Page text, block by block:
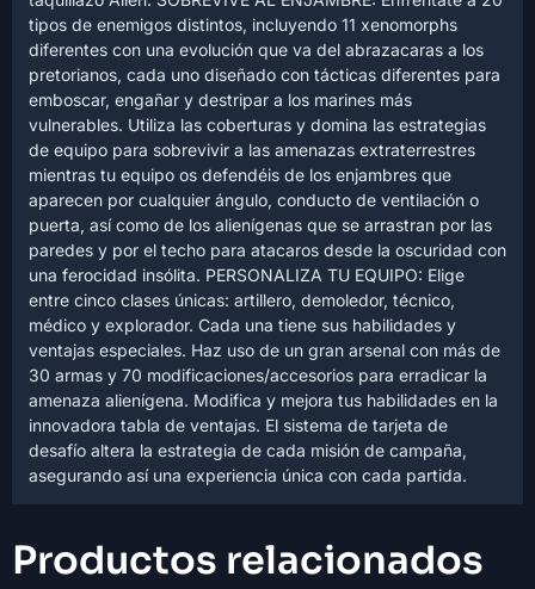
tipos de enemigos distintos, incluyendo 11 xenomorphs
diferentes con una evolución que va del abrazacaras a los
pretorianos, cada uno diseñado con tácticas diferentes para
emboscar, engañar y destripar a los marines más
vulnerables. Utiliza las coberturas y domina las estrategias
de equipo para sobrevivir a las amenazas extraterrestres
mientras tu equipo os defendéis de los enjambres que
aparecen por cualquier ángulo, conducto de ventilación o
puerta, así como de los alienígenas que se arrastran por las
paredes y por el techo para atacaros desde la oscuridad con
una ferocidad insólita. PERSONALIZA TU EQUIPO: Elige
entre cinco clases únicas: artillero, demoledor, técnico,
médico y explorador. Cada una tiene sus habilidades y
ventajas especiales. Haz uso de un gran arsenal con más de
30 armas y 70 modificaciones/accesorios para erradicar la
amenaza alienígena. Modifica y mejora tus habilidades en la
innovadora tabla de ventajas. El sistema de tarjeta de
desafío altera la estrategia de cada misión de campaña,
asegurando así una experiencia única con cada partida.
Productos relacionados